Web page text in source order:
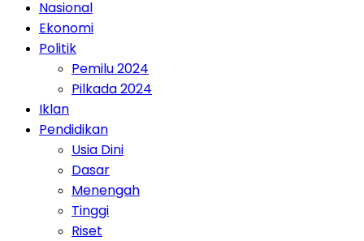
Nasional
Ekonomi
Politik
Pemilu 2024
Pilkada 2024
Iklan
Pendidikan
Usia Dini
Dasar
Menengah
Tinggi
Riset